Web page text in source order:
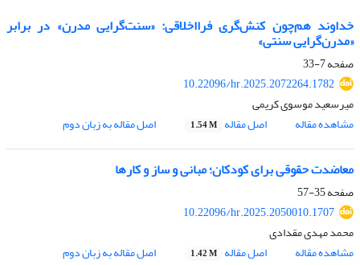
خداوند هم‌چون کنش‌گری فرااخلاقی: «سنت‌گرایی مدرن» در برابر
«مدرن‌گرایی سنتی»
صفحه7-33
10.22096/hr.2025.2072264.1782
میرسعید موسوی کریمی
مشاهده مقاله
اصل مقاله 1.54 M اصل مقاله به زبان دوم
معاضدت حقوقی برای کودکان؛ مبانی و ساز و کارها
صفحه35-57
10.22096/hr.2025.2050010.1707
محمد مهدی مقدادی
مشاهده مقاله
اصل مقاله 1.42 M اصل مقاله به زبان دوم